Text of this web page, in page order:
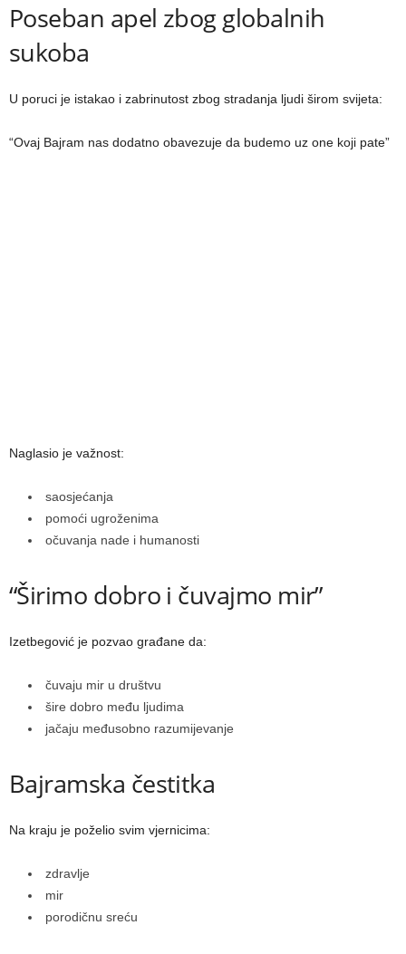
Poseban apel zbog globalnih
sukoba
U poruci je istakao i zabrinutost zbog stradanja ljudi širom svijeta:
“Ovaj Bajram nas dodatno obavezuje da budemo uz one koji pate”
Naglasio je važnost:
saosjećanja
pomoći ugroženima
očuvanja nade i humanosti
“Širimo dobro i čuvajmo mir”
Izetbegović je pozvao građane da:
čuvaju mir u društvu
šire dobro među ljudima
jačaju međusobno razumijevanje
Bajramska čestitka
Na kraju je poželio svim vjernicima:
zdravlje
mir
porodičnu sreću